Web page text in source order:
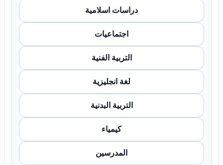
دراسات اسلامية
اجتماعيات
التربية الفنية
لغة انجليزية
التربية البدنية
كيمياء
المدرسين